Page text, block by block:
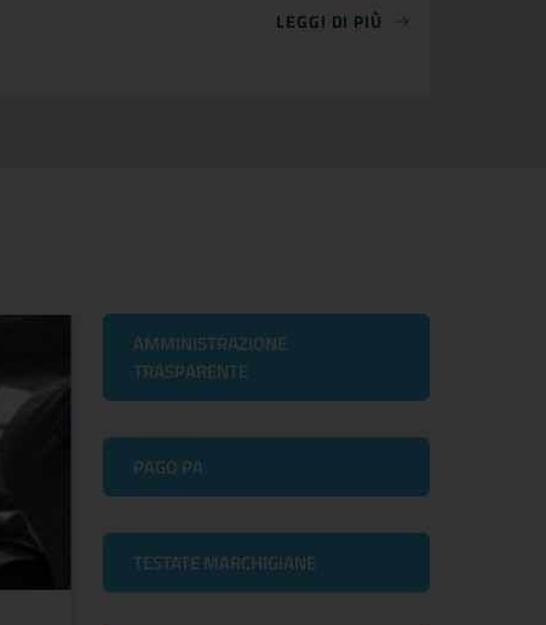
LEGGI DI PIÙ
AMMINISTRAZIONE
TRASPARENTE
PAGO PA
TESTATE MARCHIGIANE